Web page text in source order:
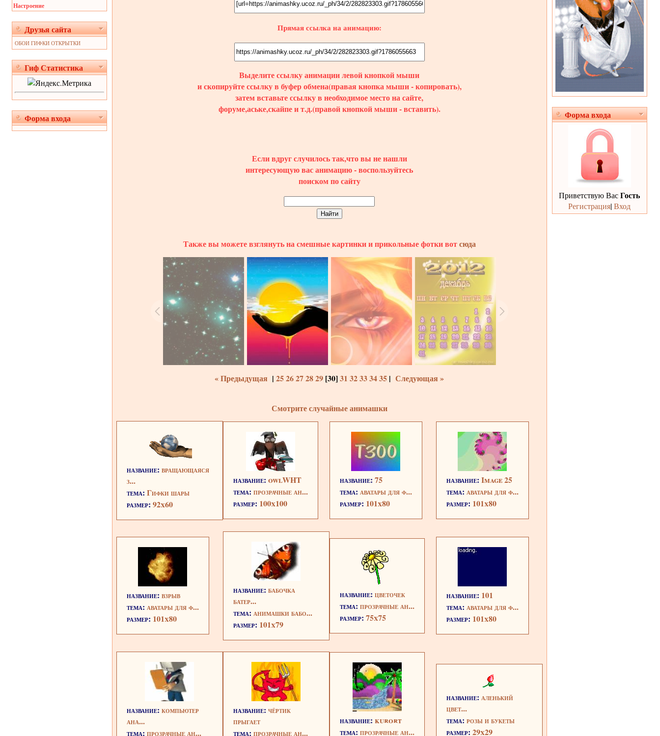
Настроение
Друзья сайта
ОБОИ ГИФКИ ОТКРЫТКИ
Гиф Статистика
Форма входа
Прямая ссылка на анимацию:
Выделите ссылкуанимациилевой кнопкой мыши
и скопируйте ссылку в буфер обмена(правая кнопка мыши - копировать),
затем вставьте ссылку в необходимое место на сайте,
форуме,аське,скайпе и т.д.(правой кнопкой мыши - вставить).
Если вдруг случилось так,что вы не нашли
интересующую вас анимацию - воспользуйтесь
поиском по сайту
Также вы можете взглянуть на смешные картинки и прикольные фотки вотсюда
« Предыдущая | 2526272829 [30]31 32333435 | Следующая »
Смотрите случайные анимашки
название: вращающаяся
з...
тема: Гифки шары
размер: 92x60
название: owlWHT
тема: прозрачные ан...
размер: 100x100
название: 75
тема: аватары для ф...
размер: 101x80
название: Image 25
тема: аватары для ф...
размер: 101x80
название: взрыв
тема: аватары для ф...
размер: 101x80
название: бабочка
батер...
тема: анимашки бабо...
размер: 101x79
название: цветочек
тема: прозрачные ан...
размер: 75x75
название: 101
тема: аватары для ф...
размер: 101x80
название: компьютер
ана...
тема: прозрачные ан...
название: чёртик
прыгает
тема: прозрачные ан...
название: kurort
тема: прозрачные ан...
название: аленький
цвет...
тема: розы и букеты
размер: 29x29
Форма входа
Приветствую ВасГость
Регистрация|Вход